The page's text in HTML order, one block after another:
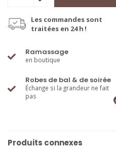
Les commandes sont
traitées en 24 h !
Ramassage
en boutique
Robes de bal & de soirée
Échange si la grandeur ne fait
pas
Produits connexes